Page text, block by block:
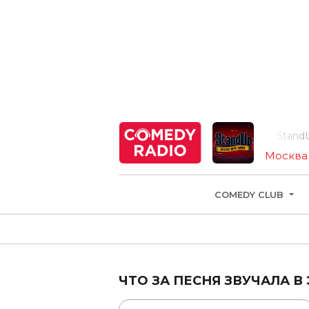
Москва
StandUp
COMEDY CLUB
ЧТО ЗА ПЕСНЯ ЗВУЧАЛА В